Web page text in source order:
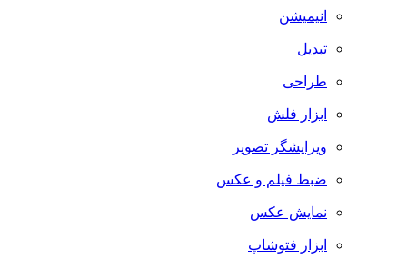
انیمیشن
تبدیل
طراحی
ابزار فلش
ویرایشگر تصویر
ضبط فيلم و عكس
نمایش عکس
ابزار فتوشاپ